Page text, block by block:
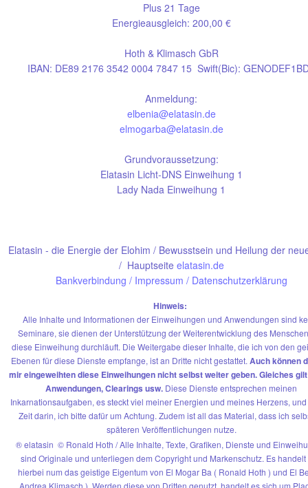
Plus 21 Tage
Energieausgleich: 200,00 €
Hoth & Klimasch GbR
IBAN: DE89 2176 3542 0004 7847 15 Swift(Bic):
Anmeldung:
elbenia@elatasin.de
elmogarba@elatasin.de
Grundvoraussetzung:
Elatasin Licht-DNS Einweihung 1
Lady Nada Einweihung 1
Elatasin - die Energie der Elohim / Bewusstsein und Heilung der
/ Hauptseite elatasin.de
Bankverbindung / Impressum / Datenschutzerklärung
Hinweis:
Alle Inhalte und Informationen der Einweihungen und Anwendungen sind
Seminare, sie dienen der Unterstützung der Weiterentwicklung des
diese Einweihung durchläuft. Die Weitergabe dieser Inhalte, die ich von den
Ebenen für diese Dienste empfange, ist an Dritte nicht gestattet.Auch können
mir eingeweihten diese Einweihungen nicht selbst weiter geben. Gleiches
Anwendungen, Clearings usw. Diese Dienste entsprechen meinen
Inkarnationsaufgaben, es steckt viel meiner Energien und meines Herzens,
Zeit darin, ich bitte dafür um Achtung. Zudem ist all das Material, dass ich
späteren Veröffentlichungen nutze.
® elatasin © Ronald Hoth / Alle Inhalte, Texte, Grafiken, Dienste und
sind Originale und unterliegen dem Copyright und Markenschutz. Es handelt
hierbei num das geistige Eigentum von El Mogar Ba ( Ronald Hoth ) und El
Andrea Klimasch ). Werden diese von Dritten genutzt, handelt es sich um